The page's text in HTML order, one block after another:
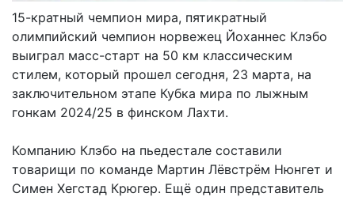
15-кратный чемпион мира, пятикратный
олимпийский чемпион норвежец Йоханнес Клэбо
выиграл масс-старт на 50 км классическим
стилем, который прошел сегодня, 23 марта, на
заключительном этапе Кубка мира по лыжным
гонкам 2024/25 в финском Лахти.
Компанию Клэбо на пьедестале составили
товарищи по команде Мартин Лёвстрём Нюнгет и
Симен Хегстад Крюгер. Ещё один представитель